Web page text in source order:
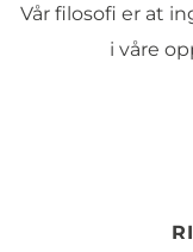
Vår filosofi er at
i våre